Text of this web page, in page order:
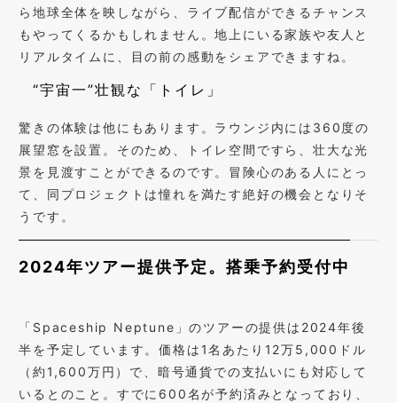
ら地球全体を映しながら、ライブ配信ができるチャンス
もやってくるかもしれません。地上にいる家族や友人と
リアルタイムに、目の前の感動をシェアできますね。
“宇宙一”壮観な「トイレ」
驚きの体験は他にもあります。ラウンジ内には360度の
展望窓を設置。そのため、トイレ空間ですら、壮大な光
景を見渡すことができるのです。冒険心のある人にとっ
て、同プロジェクトは憧れを満たす絶好の機会となりそ
うです。
2024年ツアー提供予定。搭乗予約受付中
「Spaceship Neptune」のツアーの提供は2024年後
半を予定しています。価格は1名あたり12万5,000ドル
（約1,600万円）で、暗号通貨での支払いにも対応して
いるとのこと。すでに600名が予約済みとなっており、